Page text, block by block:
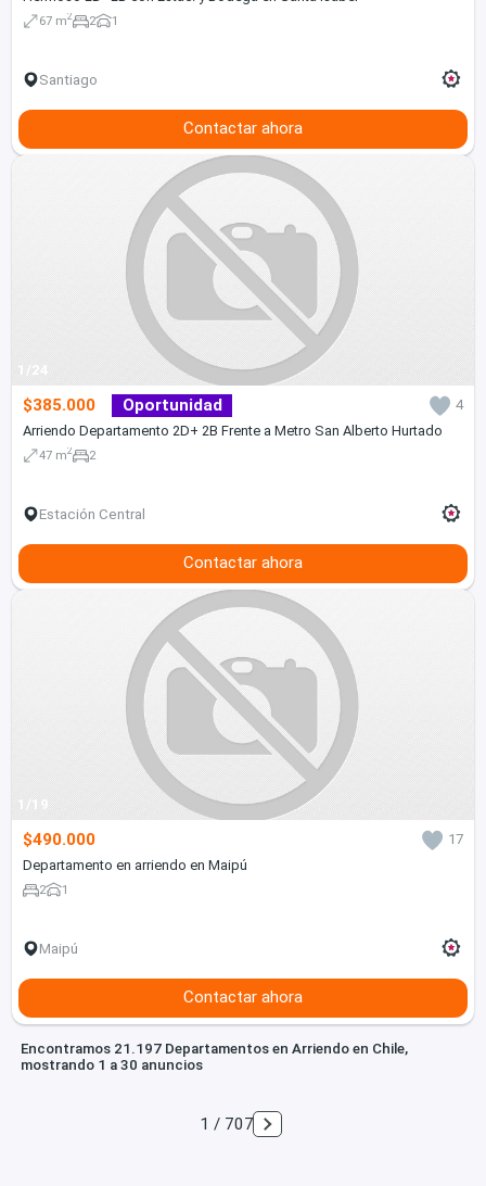
67 m2 2 1
Santiago
Contactar ahora
1/24
$385.000 Oportunidad
4
Arriendo Departamento 2D+ 2B Frente a Metro San Alberto Hurtado
47 m2 2
Estación Central
Contactar ahora
1/19
$490.000
17
Departamento en arriendo en Maipú
2 1
Maipú
Contactar ahora
Encontramos 21.197 Departamentos en Arriendo en Chile,
mostrando 1 a 30 anuncios
1 / 707